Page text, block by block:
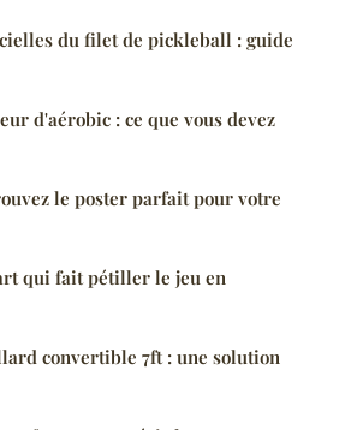
du filet de pickleball : guide
d'aérobic : ce que vous devez
le poster parfait pour votre
qui fait pétiller le jeu en
convertible 7ft : une solution